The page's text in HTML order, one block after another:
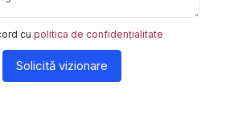
cu politica de confidențialitate
Solicită vizionare